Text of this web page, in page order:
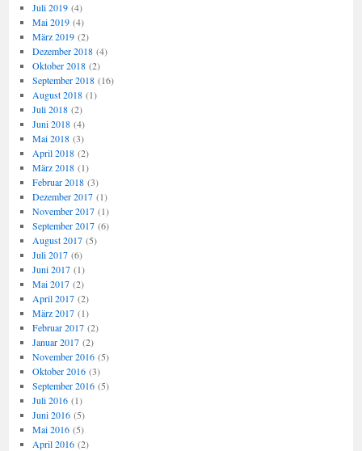
Juli 2019(4)
Mai 2019(4)
März 2019(2)
Dezember 2018(4)
Oktober 2018(2)
September 2018(16)
August 2018(1)
Juli 2018(2)
Juni 2018(4)
Mai 2018(3)
April 2018(2)
März 2018(1)
Februar 2018(3)
Dezember 2017(1)
November 2017(1)
September 2017(6)
August 2017(5)
Juli 2017(6)
Juni 2017(1)
Mai 2017(2)
April 2017(2)
März 2017(1)
Februar 2017(2)
Januar 2017(2)
November 2016(5)
Oktober 2016(3)
September 2016(5)
Juli 2016(1)
Juni 2016(5)
Mai 2016(5)
April 2016(2)